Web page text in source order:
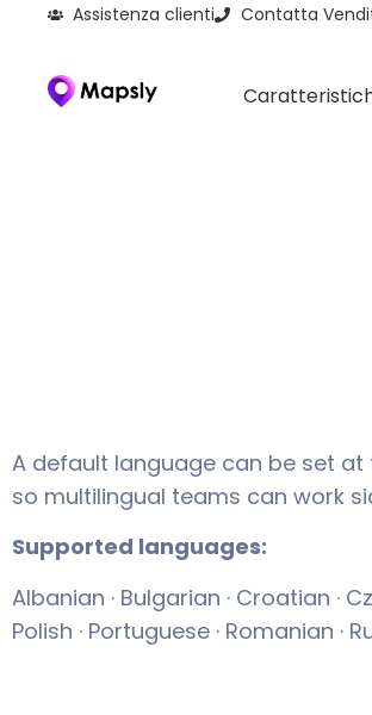
Assistenza clienti Contatta
A default language can be set
so multilingual teams can work
Supported languages:
Albanian · Bulgarian · Croatian ·
Polish · Portuguese · Romanian ·